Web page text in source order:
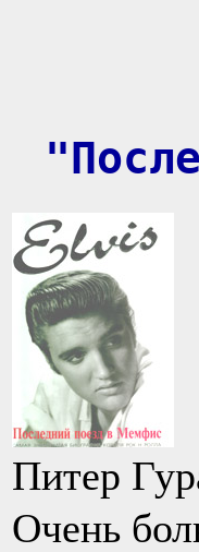
Питер
Очень